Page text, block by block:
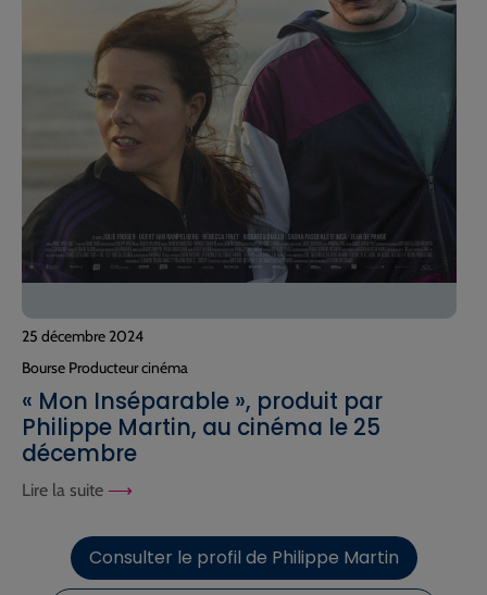
25 décembre 2024
Bourse Producteur cinéma
« Mon Inséparable », produit par
Philippe Martin, au cinéma le 25
décembre
Lire la suite
Consulter le profil de Philippe Martin